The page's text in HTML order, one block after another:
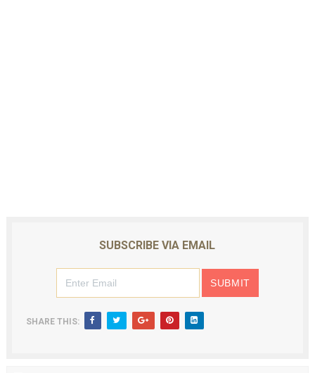
SUBSCRIBE VIA EMAIL
SHARE THIS: